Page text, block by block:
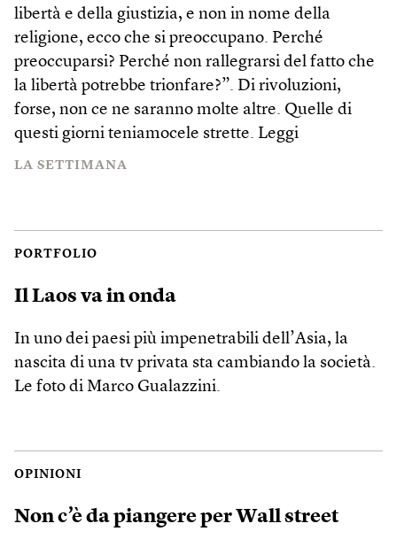
libertà e della giustizia, e non in nome della
religione, ecco che si preoccupano. Perché
preoccuparsi? Perché non rallegrarsi del fatto che
la libertà potrebbe trionfare?”. Di rivoluzioni,
forse, non ce ne saranno molte altre. Quelle di
questi giorni teniamocele strette. Leggi
LA SETTIMANA
PORTFOLIO
Il Laos va in onda
In uno dei paesi più impenetrabili dell’Asia, la
nascita di una tv privata sta cambiando la società.
Le foto di Marco Gualazzini.
OPINIONI
Non c’è da piangere per Wall street